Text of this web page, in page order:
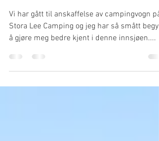
Gjeddefiske på Stora Lee
Vi har gått til anskaffelse av campingvogn på
Stora Lee Camping og jeg har så smått